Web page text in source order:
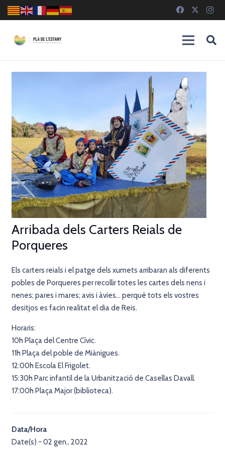
Arribada dels Carters Reials de
Porqueres
Els carters reials i el patge dels xumets arribaran als diferents
pobles de Porqueres per recollir totes les cartes dels nens i
nenes; pares i mares; avis i àvies… perquè tots els vostres
desitjos es facin realitat el dia de Reis.
Horaris:
10h Plaça del Centre Cívic.
11h Plaça del poble de Miànigues.
12:00h Escola El Frigolet.
15:30h Parc infantil de la Urbanització de Casellas Davall.
17:00h Plaça Major (biblioteca).
Data/Hora
Date(s) - 02 gen., 2022